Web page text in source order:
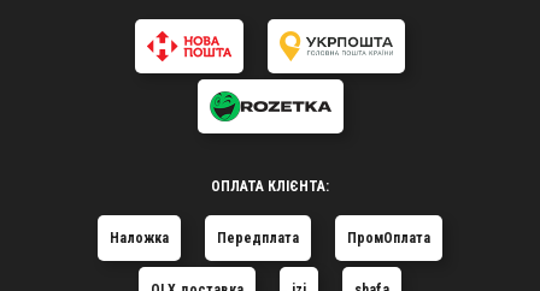
ОПЛАТА КЛІЄНТА:
Наложка Передплата ПромОплата